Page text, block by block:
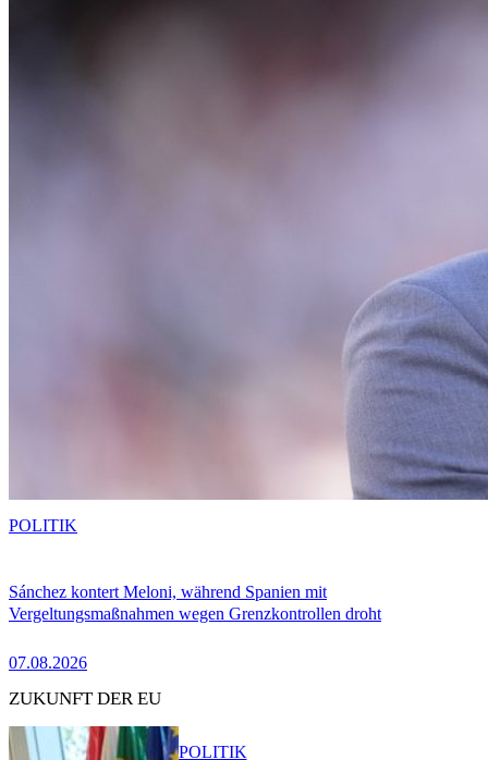
Sánchez kontert Meloni, während Spanien mit
Vergeltungsmaßnahmen wegen Grenzkontrollen droht
07.08.2026
POLITIK
ZUKUNFT DER EU
POLITIK